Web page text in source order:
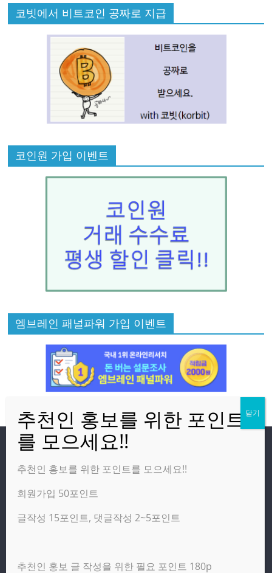
코빗에서 비트코인 공짜로 지급
코인원 가입 이벤트
엠브레인 패널파워 가입 이벤트
방문자
온라인 방문자:2
오늘의 조회수:1,629
추천인 홍보를 위한 포인트를 모으세요!!
회원가입 50포인트
글작성 15포인트, 댓글작성 2~5포인트
추천인 홍보 글 작성을 위한 필요 포인트 180p